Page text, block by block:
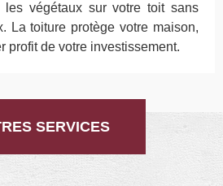
végétaux sur votre toit sans
La toiture protège votre maison,
profit de votre investissement.
SERVICES